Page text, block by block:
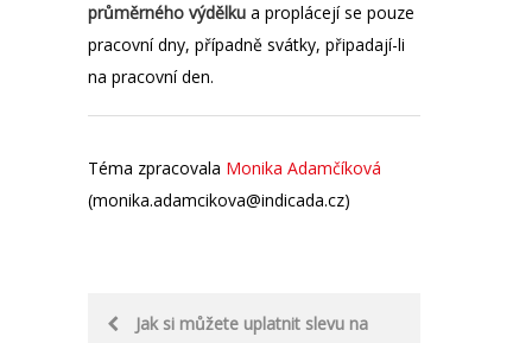
průměrného výdělku a proplácejí se pouze
pracovní dny, případně svátky, připadají-li
na pracovní den.
Téma zpracovala Monika Adamčíková
(monika.adamcikova@indicada.cz)
PostJak si můžete uplatnit slevu na